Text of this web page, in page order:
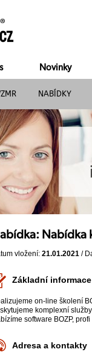
Novinky
NABÍDKY
Nabídka
vložení: 21.01.2021 /
Základní informace
on-line školení
komplexní
software BOZP,
Adresa a kontakty